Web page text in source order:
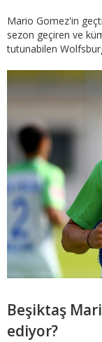
Mario Gomez'in
sezon geçiren ve
tutunabilen
Beşiktaş
ediyor?